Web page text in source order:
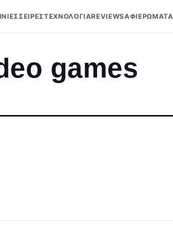
ΣΕΙΡΕΣΤΕΧΝΟΛΟΓΙΑREVIEWSΑΦΙΕΡΩΜΑΤΑ
games